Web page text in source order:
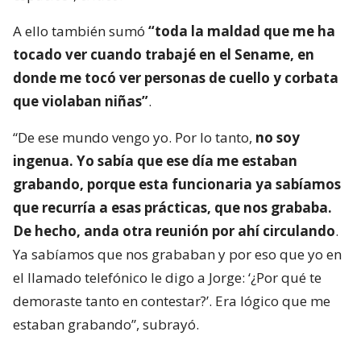
A ello también sumó “toda la maldad que me ha
tocado ver cuando trabajé en el Sename, en
donde me tocó ver personas de cuello y corbata
que violaban niñas”.
“De ese mundo vengo yo. Por lo tanto, no soy
ingenua. Yo sabía que ese día me estaban
grabando, porque esta funcionaria ya sabíamos
que recurría a esas prácticas, que nos grababa.
De hecho, anda otra reunión por ahí circulando.
Ya sabíamos que nos grababan y por eso que yo en
el llamado telefónico le digo a Jorge: ‘¿Por qué te
demoraste tanto en contestar?’. Era lógico que me
estaban grabando”, subrayó.